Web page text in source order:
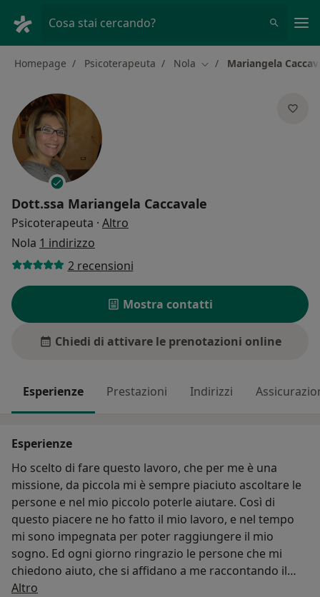
Cosa stai cercando?
Homepage Psicoterapeuta Nola Cambia città
Mariangela
Dott.ssa Mariangela Caccavale
Psicoterapeuta · Altro
Nola 1 indirizzo
2 recensioni
Mostra contatti
Chiedi di attivare le prenotazioni online
Esperienze Prestazioni Indirizzi
Esperienze
Ho scelto di fare questo lavoro, che per me è una
missione, da piccola mi è sempre piaciuto ascoltare le
persone e nel mio piccolo poterle aiutare. Così di
questo piacere ne ho fatto il mio lavoro, e nel tempo
mi sono impegnata per poter raggiungere il mio
sogno. Ed ogni giorno ringrazio le persone che mi
chiedono aiuto, che si affidano a me raccontando il
loro mondo di sofferenza, ma che io esploro con loro
Altro